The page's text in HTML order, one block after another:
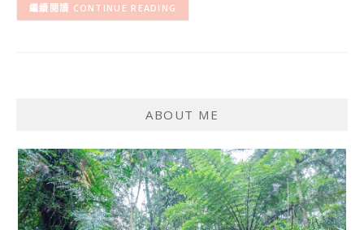
CONTINUE READING
ABOUT ME